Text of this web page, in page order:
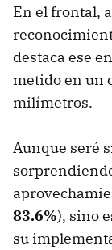
En el frontal,
destaca ese
metido en un
milímetros.
Aunque seré
83.6%), sino
su